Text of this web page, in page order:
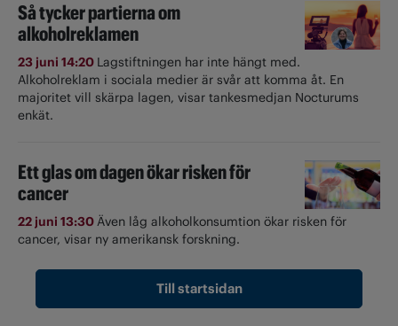
Så tycker partierna om
alkoholreklamen
23 juni 14:20 Lagstiftningen har inte hängt med.
Alkoholreklam i sociala medier är svår att komma åt. En
majoritet vill skärpa lagen, visar tankesmedjan Nocturums
enkät.
Ett glas om dagen ökar risken för
cancer
22 juni 13:30Även låg alkoholkonsumtion ökar risken för
cancer, visar ny amerikansk forskning.
Till startsidan